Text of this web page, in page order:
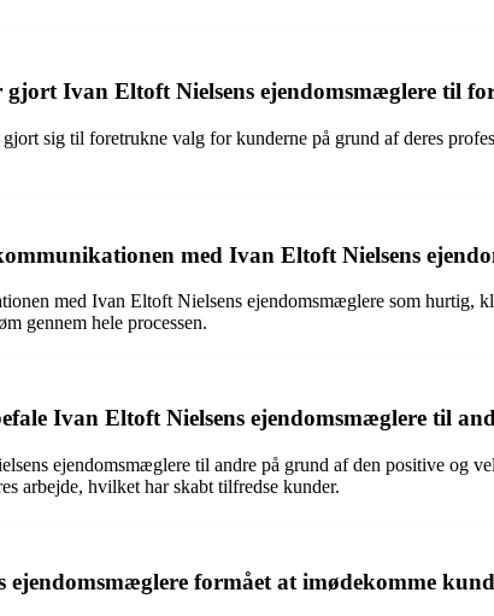
gjort Ivan Eltoft Nielsens ejendomsmæglere til
sig til foretrukne valg for kunderne på grund af deres
med Ivan Eltoft Nielsens
med Ivan Eltoft Nielsens ejendomsmæglere som
gennem hele processen.
Ivan Eltoft Nielsens ejendomsmæglere til
ejendomsmæglere til andre på grund af den positive og
arbejde, hvilket har skabt tilfredse kunder.
formået at imødekomme